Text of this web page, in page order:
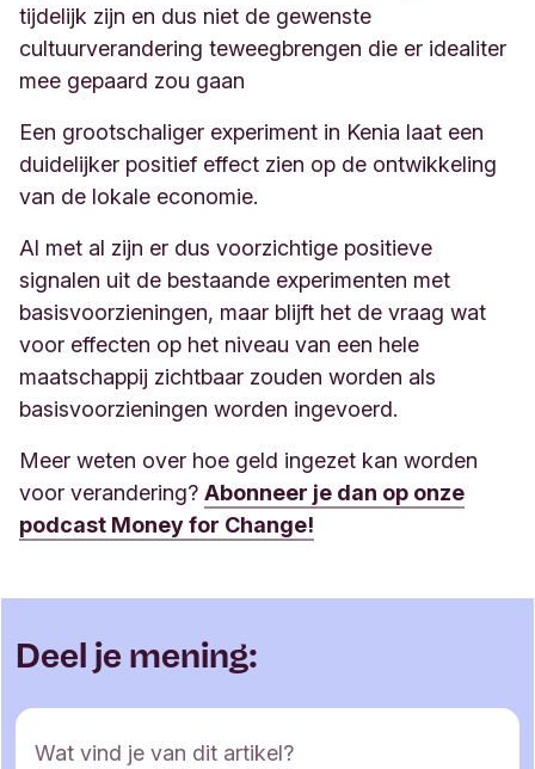
tijdelijk zijn en dus niet de gewenste
cultuurverandering teweegbrengen die er idealiter
mee gepaard zou gaan
Een grootschaliger experiment in Kenia laat een
duidelijker positief effect zien op de ontwikkeling
van de lokale economie.
Al met al zijn er dus voorzichtige positieve
signalen uit de bestaande experimenten met
basisvoorzieningen, maar blijft het de vraag wat
voor effecten op het niveau van een hele
maatschappij zichtbaar zouden worden als
basisvoorzieningen worden ingevoerd.
Meer weten over hoe geld ingezet kan worden
voor verandering? Abonneer je dan op onze
podcast Money for Change!
Deel je mening:
R
Wat vind je van dit artikel?